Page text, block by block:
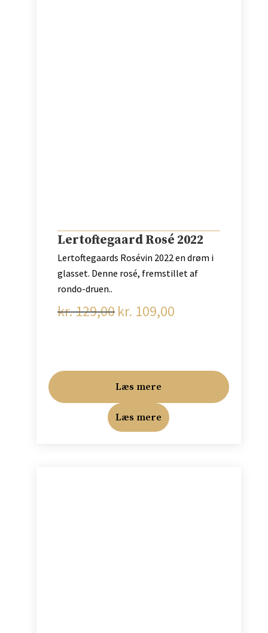
Lertoftegaard Rosé 2022
Lertoftegaards Rosévin 2022 en drøm i
glasset. Denne rosé, fremstillet af
rondo-druen..
kr.129,00 Den
kr. 129,00.
kr. 109,00Den
kr. 109,00.
Læs mere
Læs mere